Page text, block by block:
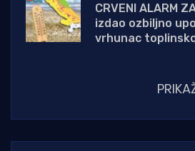
CRVENI ALARM
izdao ozbiljno
vrhunac